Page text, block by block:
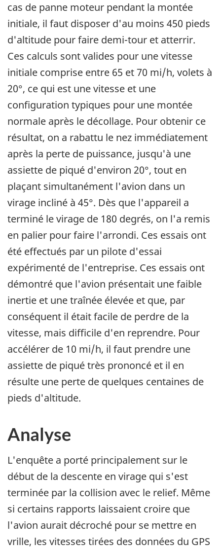
cas de panne moteur pendant la montée
initiale, il faut disposer d'au moins 450 pieds
d'altitude pour faire demi-tour et atterrir.
Ces calculs sont valides pour une vitesse
initiale comprise entre 65 et 70 mi/h, volets à
20°, ce qui est une vitesse et une
configuration typiques pour une montée
normale après le décollage. Pour obtenir ce
résultat, on a rabattu le nez immédiatement
après la perte de puissance, jusqu'à une
assiette de piqué d'environ 20°, tout en
plaçant simultanément l'avion dans un
virage incliné à 45°. Dès que l'appareil a
terminé le virage de 180 degrés, on l'a remis
en palier pour faire l'arrondi. Ces essais ont
été effectués par un pilote d'essai
expérimenté de l'entreprise. Ces essais ont
démontré que l'avion présentait une faible
inertie et une traînée élevée et que, par
conséquent il était facile de perdre de la
vitesse, mais difficile d'en reprendre. Pour
accélérer de 10 mi/h, il faut prendre une
assiette de piqué très prononcé et il en
résulte une perte de quelques centaines de
pieds d'altitude.
Analyse
L'enquête a porté principalement sur le
début de la descente en virage qui s'est
terminée par la collision avec le relief. Même
si certains rapports laissaient croire que
l'avion aurait décroché pour se mettre en
vrille, les vitesses tirées des données du GPS